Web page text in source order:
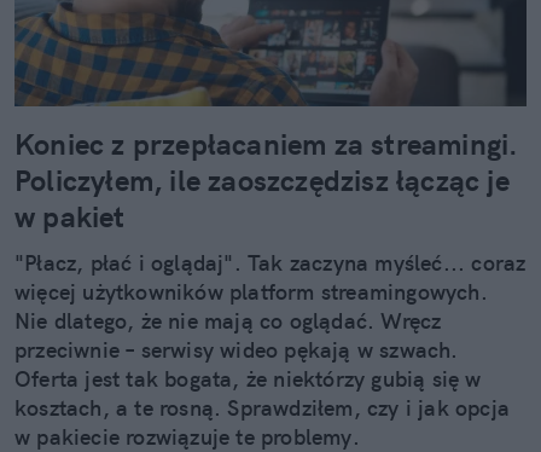
Koniec z przepłacaniem za streamingi.
Policzyłem, ile zaoszczędzisz łącząc je
w pakiet
"Płacz, płać i oglądaj". Tak zaczyna myśleć... coraz
więcej użytkowników platform streamingowych.
Nie dlatego, że nie mają co oglądać. Wręcz
przeciwnie – serwisy wideo pękają w szwach.
Oferta jest tak bogata, że niektórzy gubią się w
kosztach, a te rosną. Sprawdziłem, czy i jak opcja
w pakiecie rozwiązuje te problemy.